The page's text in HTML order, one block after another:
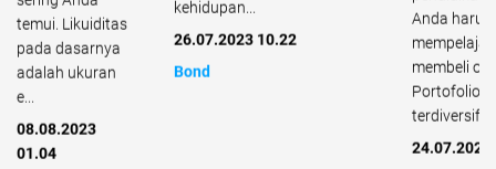
temui. Likuiditas
pada dasarnya
adalah ukuran
e...
08.08.2023
01.04
kehidupan...
26.07.2023 10.22
Bond
Anda
membeli
Portofolio
terdiversif...
24.07.2023